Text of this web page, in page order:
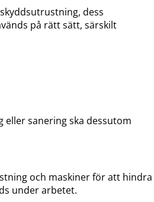
dess
på rätt sätt, särskilt
sanering ska dessutom
och maskiner för att hindra
under arbetet.